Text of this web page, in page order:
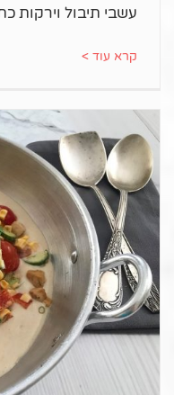
עשבי תיבול וירקות
קרא עוד >